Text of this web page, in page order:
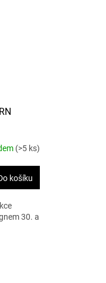
(>5 ks)
košíku
30. a